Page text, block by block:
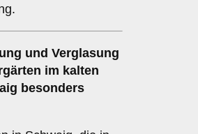
und Verglasung
im kalten
besonders